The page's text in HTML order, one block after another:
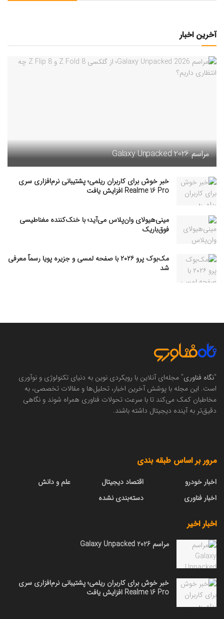
آخرین اخبار
مراسم Galaxy Unpacked 2026
خبر خوش برای کاربران ریلمی؛ پشتیبانی نرم‌افزاری سری
Realme 16 Pro افزایش یافت
مینی‌هیولای وان‌پلاس می‌آید؛ با خنک‌کننده مغناطیسی
فوق‌باریک
مک‌بوک پرو ۲۰۲۶ با صفحه لمسی و جزیره پویا رسماً معرفی
شد
"نگاه فناوری" مجله‌ای آنلاین با رویکردی نوین به دنیای تکنولوژی و نوآوری
است. این مجله با پوشش آخرین اخبار، تحلیل‌ها و مقالات تخصصی، به
مخاطبان کمک می‌کند تا با سرعت تحولات فناوری همراه شوند و نگاهی
دقیق‌تر به آینده دیجیتال داشته باشند.
مرور بر اساس طبقه بندی
اخبار خودرو
اخبار فناوری
اقتصاد دیجیتال
دسته‌بندی نشده
علم و دانش
اخبار اخیر
مراسم Galaxy Unpacked 2026
خبر خوش برای کاربران ریلمی؛ پشتیبانی نرم‌افزاری سری
Realme 16 Pro افزایش یافت